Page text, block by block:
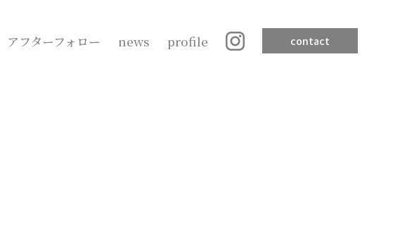
アフターフォロー news profile contact